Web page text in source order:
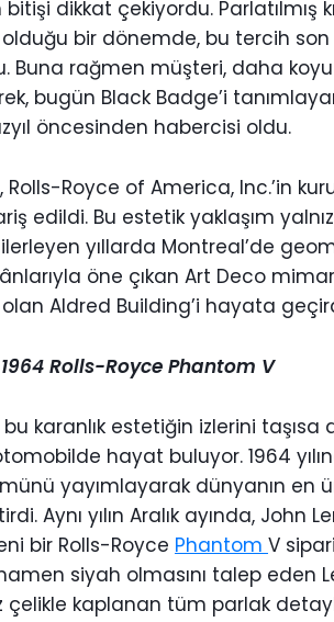
bitişi dikkat çekiyordu.
bir dönemde, bu tercih son
Buna rağmen müşteri, daha
bugün Black Badge’i
öncesinden habercisi oldu.
Rolls-Royce of America, Inc.’in
edildi. Bu estetik yaklaşım
yıllarda Montreal’de
öne çıkan Art Deco
olan Aldred Building’i hayata
Rolls-Royce Phantom V
karanlık estetiğin izlerini taşısa
hayat buluyor. 1964
yayımlayarak dünyanın en
Aynı yılın Aralık ayında, John
bir Rolls-Royce Phantom V
siyah olmasını talep eden
kaplanan tüm parlak